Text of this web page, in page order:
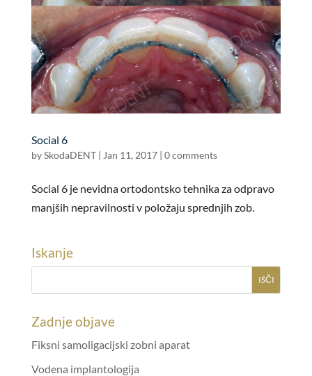
Social 6
bySkodaDENT| Jan 11, 2017| 0 comments
Social 6 je nevidna ortodontsko tehnika za odpravo
manjših nepravilnosti v položaju sprednjih zob.
Iskanje
Zadnje objave
Fiksni samoligacijski zobni aparat
Vodena implantologija